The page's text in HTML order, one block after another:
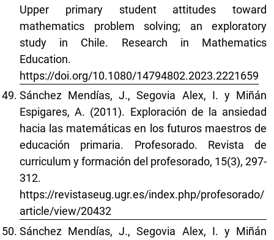
Upper primary student attitudes toward
mathematics problem solving; an exploratory
study in Chile. Research in Mathematics
Education.
https://doi.org/10.1080/14794802.2023.2221659
Sánchez Mendías, J., Segovia Alex, I. y Miñán
Espigares, A. (2011). Exploración de la ansiedad
hacia las matemáticas en los futuros maestros de
educación primaria. Profesorado. Revista de
curriculum y formación del profesorado, 15(3), 297-
312.
https://revistaseug.ugr.es/index.php/profesorado/
article/view/20432
Sánchez Mendías, J., Segovia Alex, I. y Miñán